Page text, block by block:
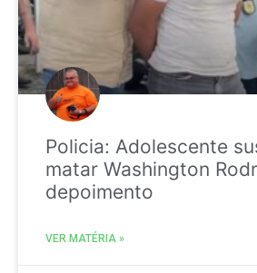
Policia: Adolescente
matar Washington
depoimento
VER MATÉRIA »